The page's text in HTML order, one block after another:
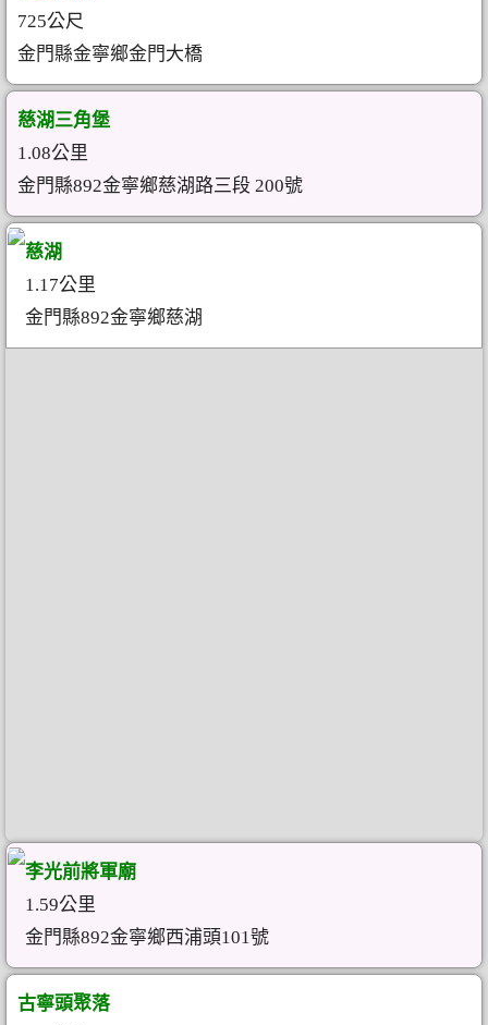
725公尺
金門縣金寧鄉金門大橋
慈湖三角堡
1.08公里
金門縣892金寧鄉慈湖路三段 200號
慈湖
1.17公里
金門縣892金寧鄉慈湖
李光前將軍廟
1.59公里
金門縣892金寧鄉西浦頭101號
古寧頭聚落